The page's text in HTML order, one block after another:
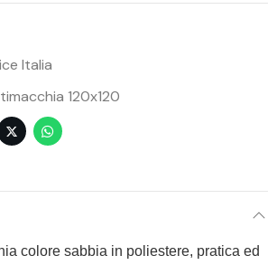
Italia
120x120
colore sabbia in poliestere, pratica ed